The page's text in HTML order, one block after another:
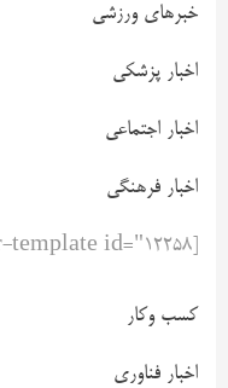
خبرهای ورزشی
اخبار پزشکی
اخبار اجتماعی
اخبار فرهنگی
کسب وکار
اخبار فناوری